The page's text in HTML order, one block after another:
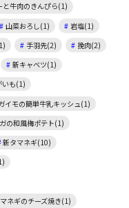
と牛肉のきんぴら(1)
山菜おろし(1)
岩塩(1)
手羽先(2)
挽肉(2)
新キャベツ(1)
いも(1)
イモの簡単牛乳キッシュ(1)
の和風梅ポテト(1)
新タマネギ(10)
ネギのチーズ焼き(1)